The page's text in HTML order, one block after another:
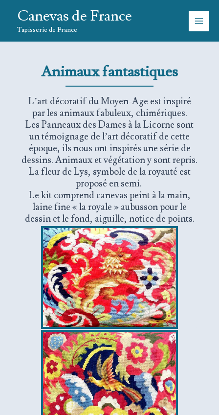
contenu
Canevas de France
Tapisserie de France
Animaux fantastiques
L’art décoratif du Moyen-Age est inspiré
par les animaux fabuleux, chimériques.
Les Panneaux des Dames à la Licorne sont
un témoignage de l’art décoratif de cette
époque, ils nous ont inspirés une série de
dessins. Animaux et végétation y sont repris.
La fleur de Lys, symbole de la royauté est
proposé en semi.
Le kit comprend canevas peint à la main,
laine fine « la royale » aubusson pour le
dessin et le fond, aiguille, notice de points.